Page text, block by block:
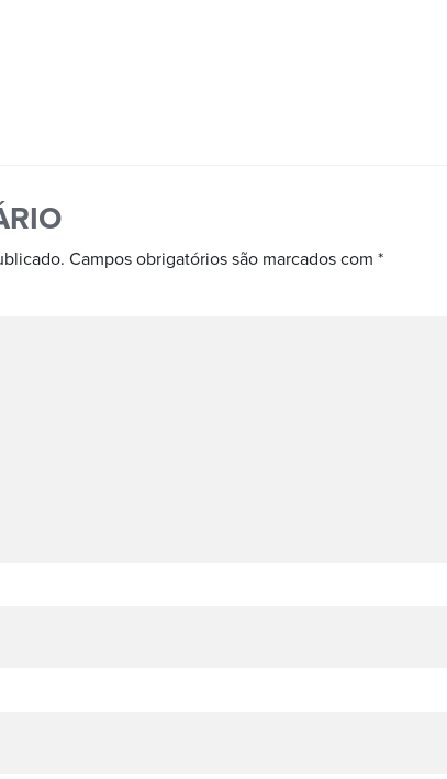
Campos obrigatórios são marcados com *